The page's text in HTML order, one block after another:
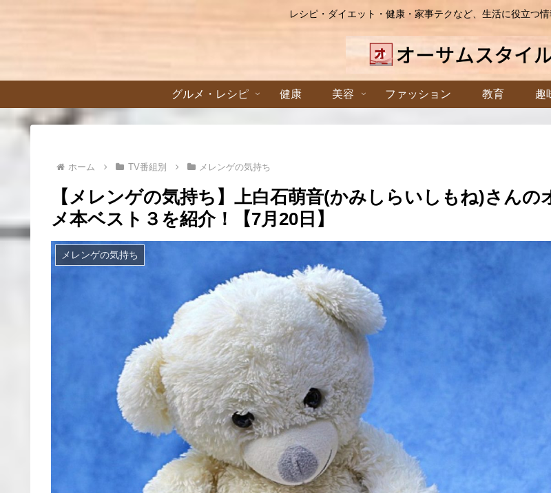
レシピ・ダイエット・健康・家事テクなど、生活に役立つ
グルメ・レシピ 健康 美容 ファッション 教育 趣
ホーム TV番組別 メレンゲの気持ち
【メレンゲの気持ち】上白石萌音(かみしらいしもね)さんの
メ本ベスト３を紹介！【7月20日】
メレンゲの気持ち